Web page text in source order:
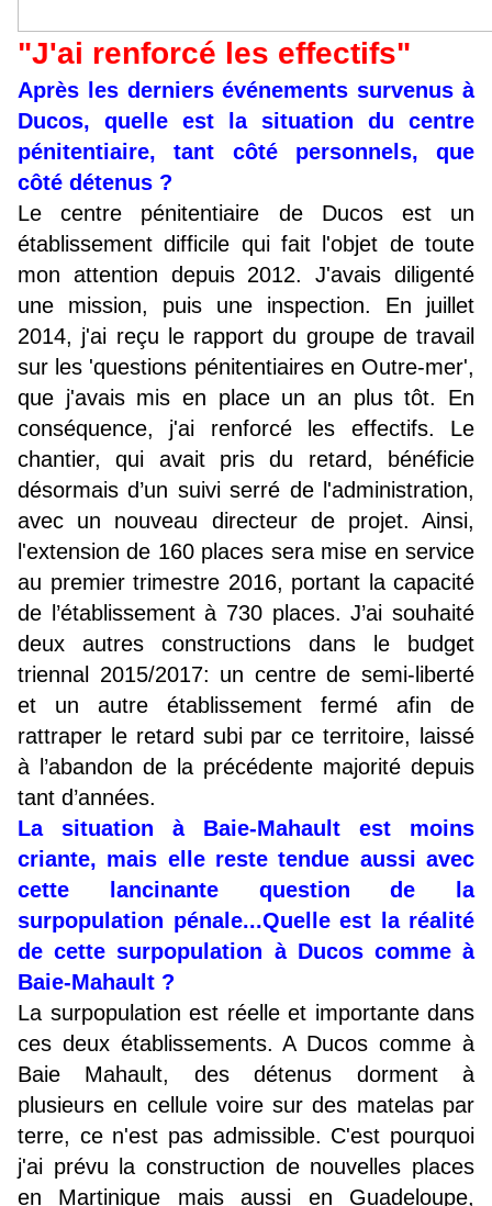
"J'ai renforcé les effectifs"
Après les derniers événements survenus à
Ducos, quelle est la situation du centre
pénitentiaire, tant côté personnels, que
côté détenus ?
Le centre pénitentiaire de Ducos est un
établissement difficile qui fait l'objet de toute
mon attention depuis 2012. J'avais diligenté
une mission, puis une inspection. En juillet
2014, j'ai reçu le rapport du groupe de travail
sur les 'questions pénitentiaires en Outre-mer',
que j'avais mis en place un an plus tôt. En
conséquence, j'ai renforcé les effectifs. Le
chantier, qui avait pris du retard, bénéficie
désormais d’un suivi serré de l'administration,
avec un nouveau directeur de projet. Ainsi,
l'extension de 160 places sera mise en service
au premier trimestre 2016, portant la capacité
de l’établissement à 730 places. J’ai souhaité
deux autres constructions dans le budget
triennal 2015/2017: un centre de semi-liberté
et un autre établissement fermé afin de
rattraper le retard subi par ce territoire, laissé
à l’abandon de la précédente majorité depuis
tant d’années.
La situation à Baie-Mahault est moins
criante, mais elle reste tendue aussi avec
cette lancinante question de la
surpopulation pénale...Quelle est la réalité
de cette surpopulation à Ducos comme à
Baie-Mahault ?
La surpopulation est réelle et importante dans
ces deux établissements. A Ducos comme à
Baie Mahault, des détenus dorment à
plusieurs en cellule voire sur des matelas par
terre, ce n'est pas admissible. C'est pourquoi
j'ai prévu la construction de nouvelles places
en Martinique mais aussi en Guadeloupe,